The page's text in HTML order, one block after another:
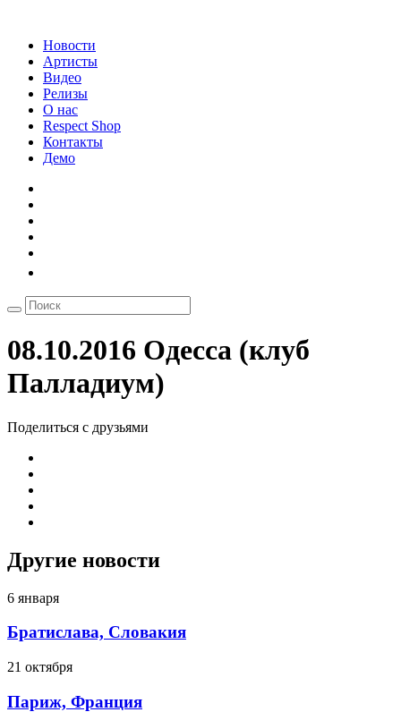
Новости
Артисты
Видео
Релизы
О нас
Respect Shop
Контакты
Демо
08.10.2016 Одесса (клуб
Палладиум)
Поделиться с друзьями
Другие новости
6 января
Братислава, Словакия
21 октября
Париж, Франция